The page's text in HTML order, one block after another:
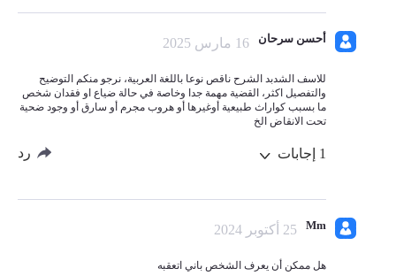
أحسن سرحان 16 مارس 2025
للاسف الشدبد الشرح ناقص نوعا باللغة العربية، نرجو منكم التوضيح
والتفصيل اكثر، القضية مهمة جدا وخاصة في حالة ضياع او فقدان شخص
ما بسبب كواراث طبيعية أوغيرها أو هروب مجرم أو سارق أو وجود ضحية
تحت الانقاض الخ
1 إجابات رد
Mm 25 أكتوبر 2024
هل ممكن أن يعرف الشخص باني اتعقبه